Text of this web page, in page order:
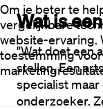
Om je beter te
vergelijkbare
website-ervaring.
toestemming
Wat is
"Wat doet een
stellen. Een
specialist
onderzoeker.